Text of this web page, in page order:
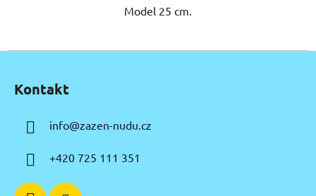
Model 25 cm.
Kontakt
info@zazen-nudu.cz
+420 725 111 351